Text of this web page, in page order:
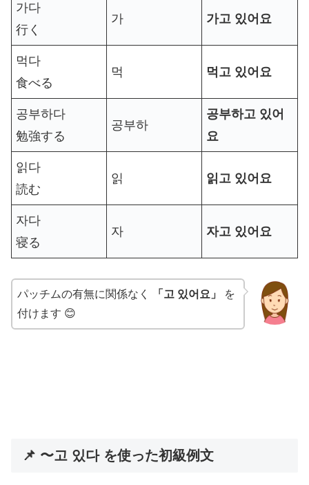
가다
行く
가 가고 있어요
먹다
食べる
먹 먹고 있어요
공부하다
勉強する
공부하
공부하고 있어
요
읽다
読む
읽 읽고 있어요
자다
寝る
자 자고 있어요
パッチムの有無に関係なく 「고 있어요」
を
付けます 😊
📌 〜고 있다 を使った初級例文